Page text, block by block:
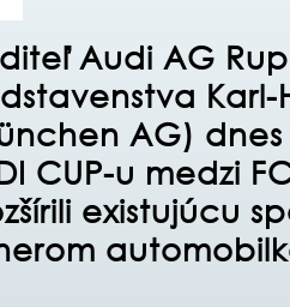
Audi AG
Karl-
AG)
CUP-u medzi
existujúcu